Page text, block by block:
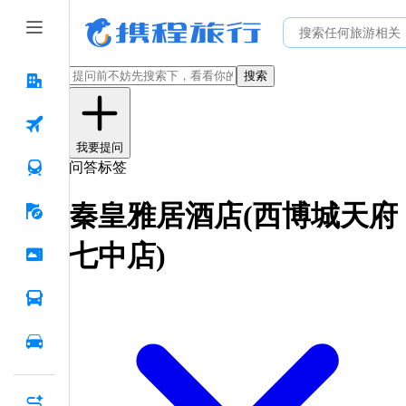
搜索
我要提问
问答标签
秦皇雅居酒店(西博城天府
七中店)